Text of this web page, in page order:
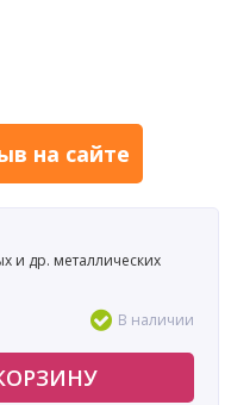
на сайте
и др. металлических
В наличии